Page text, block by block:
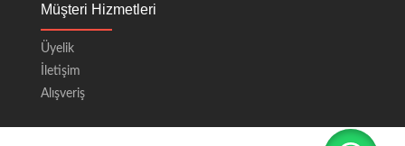
Müşteri Hizmetleri
Üyelik
İletişim
Alışveriş